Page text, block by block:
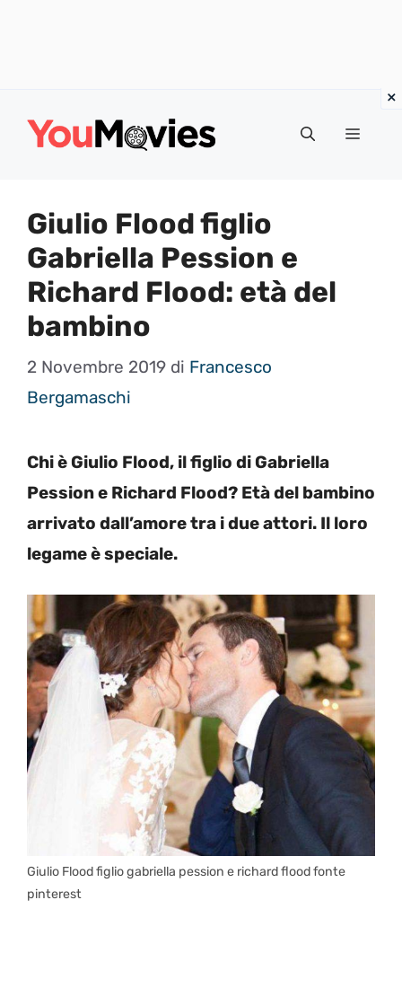
Menu
Giulio Flood figlio
Gabriella Pession e
Richard Flood: età del
bambino
2 Novembre 2019 di Francesco
Bergamaschi
Chi è Giulio Flood, il figlio di Gabriella
Pession e Richard Flood? Età del bambino
arrivato dall’amore tra i due attori. Il loro
legame è speciale.
Giulio Flood figlio gabriella pession e richard flood fonte
pinterest